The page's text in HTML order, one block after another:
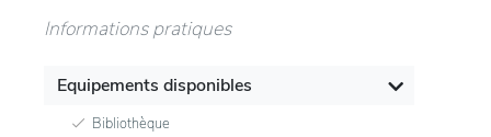
Informations pratiques
Equipements disponibles
Bibliothèque